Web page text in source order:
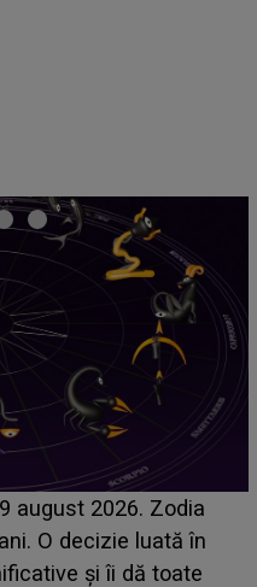
ASCUNS până
din Casa Iubirii
despre mama